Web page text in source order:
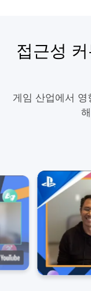
접근성
게임 산업에서 영